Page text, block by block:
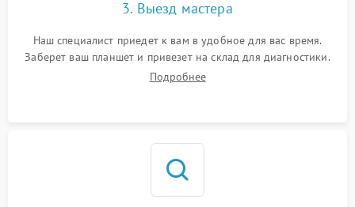
3. Выезд мастера
Наш специалист приедет к вам в удобное для вас время.
Заберет ваш планшет и привезет на склад для диагностики.
Подробнее